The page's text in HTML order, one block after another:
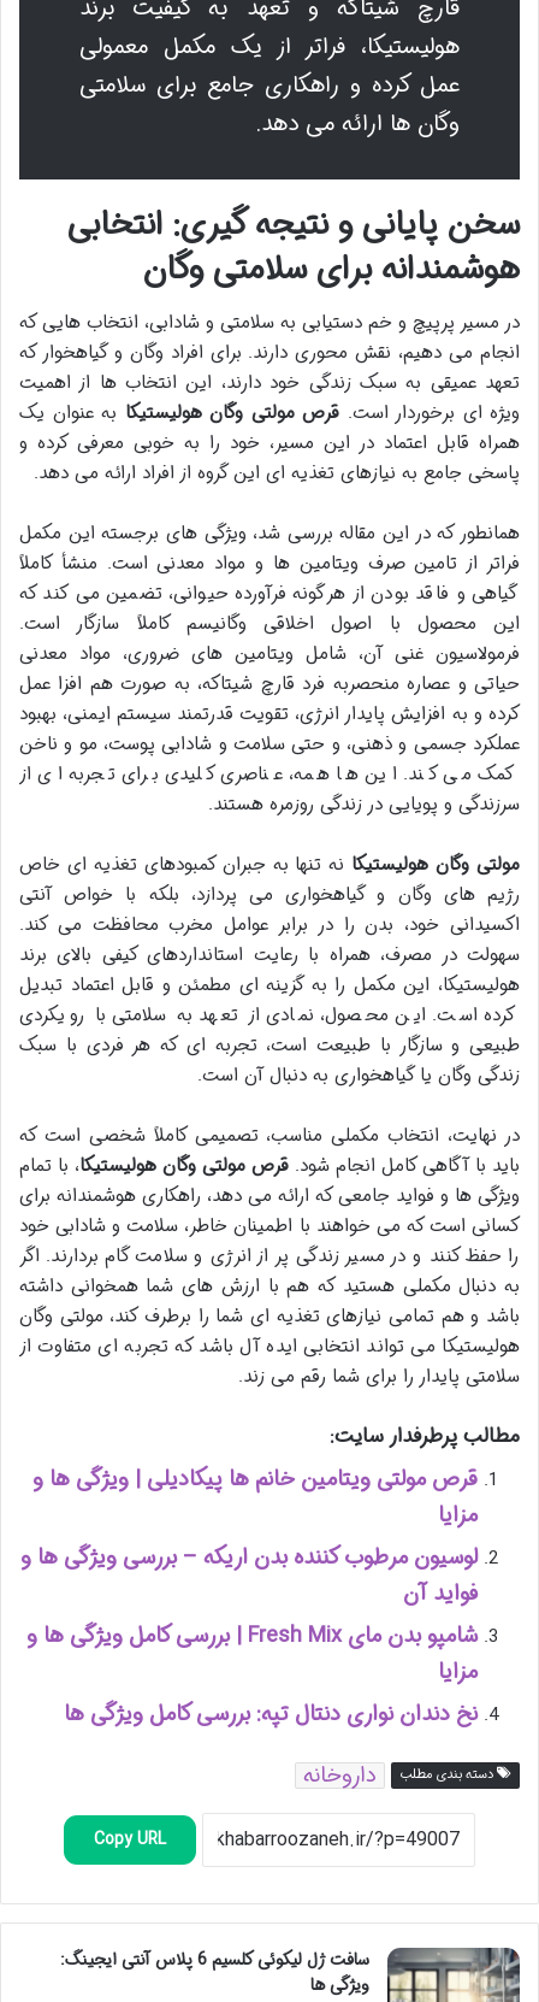
قارچ شیتاکه و تعهد به کیفیت برند
هولیستیکا، فراتر از یک مکمل معمولی
عمل کرده و راهکاری جامع برای سلامتی
وگان ها ارائه می دهد.
سخن پایانی و نتیجه گیری: انتخابی
هوشمندانه برای سلامتی وگان
در مسیر پرپیچ و خم دستیابی به سلامتی و شادابی، انتخاب هایی که
انجام می دهیم، نقش محوری دارند. برای افراد وگان و گیاهخوار که
تعهد عمیقی به سبک زندگی خود دارند، این انتخاب ها از اهمیت
ویژه ای برخوردار است. قرص مولتی وگان هولیستیکا به عنوان یک
همراه قابل اعتماد در این مسیر، خود را به خوبی معرفی کرده و
پاسخی جامع به نیازهای تغذیه ای این گروه از افراد ارائه می دهد.
همانطور که در این مقاله بررسی شد، ویژگی های برجسته این مکمل
فراتر از تامین صرف ویتامین ها و مواد معدنی است. منشأ کاملاً
گیاهی و فاقد بودن از هرگونه فرآورده حیوانی، تضمین می کند که
این محصول با اصول اخلاقی وگانیسم کاملاً سازگار است.
فرمولاسیون غنی آن، شامل ویتامین های ضروری، مواد معدنی
حیاتی و عصاره منحصربه فرد قارچ شیتاکه، به صورت هم افزا عمل
کرده و به افزایش پایدار انرژی، تقویت قدرتمند سیستم ایمنی، بهبود
عملکرد جسمی و ذهنی، و حتی سلامت و شادابی پوست، مو و ناخن
کمک می کند. این ها همه، عناصری کلیدی برای تجربه ای از
سرزندگی و پویایی در زندگی روزمره هستند.
مولتی وگان هولیستیکا نه تنها به جبران کمبودهای تغذیه ای خاص
رژیم های وگان و گیاهخواری می پردازد، بلکه با خواص آنتی
اکسیدانی خود، بدن را در برابر عوامل مخرب محافظت می کند.
سهولت در مصرف، همراه با رعایت استانداردهای کیفی بالای برند
هولیستیکا، این مکمل را به گزینه ای مطمئن و قابل اعتماد تبدیل
کرده است. این محصول، نمادی از تعهد به سلامتی با رویکردی
طبیعی و سازگار با طبیعت است، تجربه ای که هر فردی با سبک
زندگی وگان یا گیاهخواری به دنبال آن است.
در نهایت، انتخاب مکملی مناسب، تصمیمی کاملاً شخصی است که
باید با آگاهی کامل انجام شود. قرص مولتی وگان هولیستیکا، با تمام
ویژگی ها و فواید جامعی که ارائه می دهد، راهکاری هوشمندانه برای
کسانی است که می خواهند با اطمینان خاطر، سلامت و شادابی خود
را حفظ کنند و در مسیر زندگی پر از انرژی و سلامت گام بردارند. اگر
به دنبال مکملی هستید که هم با ارزش های شما همخوانی داشته
باشد و هم تمامی نیازهای تغذیه ای شما را برطرف کند، مولتی وگان
هولیستیکا می تواند انتخابی ایده آل باشد که تجربه ای متفاوت از
سلامتی پایدار را برای شما رقم می زند.
مطالب پرطرفدار سایت:
قرص مولتی ویتامین خانم ها پیکادیلی | ویژگی ها و
مزایا
لوسیون مرطوب کننده بدن اریکه – بررسی ویژگی ها و
فواید آن
شامپو بدن مای Fresh Mix | بررسی کامل ویژگی ها و
مزایا
نخ دندان نواری دنتال تپه: بررسی کامل ویژگی ها
دسته بندی مطلب داروخانه
Copy URL
سافت ژل لیکوئی کلسیم 6 پلاس آنتی ایجینگ:
ویژگی ها